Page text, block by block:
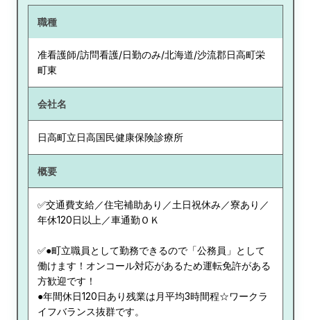
職種
准看護師/訪問看護/日勤のみ/北海道/沙流郡日高町栄
町東
会社名
日高町立日高国民健康保険診療所
概要
✅交通費支給／住宅補助あり／土日祝休み／寮あり／
年休120日以上／車通勤ＯＫ
✅●町立職員として勤務できるので「公務員」として
働けます！オンコール対応があるため運転免許がある
方歓迎です！
●年間休日120日あり残業は月平均3時間程☆ワークラ
イフバランス抜群です。